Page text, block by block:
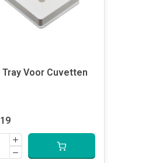
Tray Voor Cuvetten